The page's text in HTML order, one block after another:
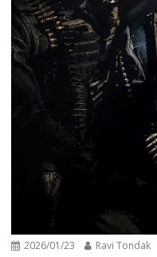
2026/01/23 Ravi Tondak